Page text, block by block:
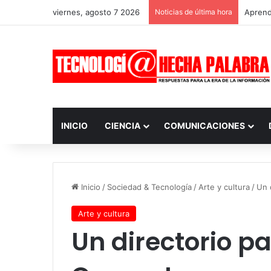
viernes, agosto 7 2026 Noticias de última hora
INICIO CIENCIA COMUNICACIONES
Inicio / Sociedad & Tecnología / Arte y cultura / Un
Arte y cultura
Un directorio